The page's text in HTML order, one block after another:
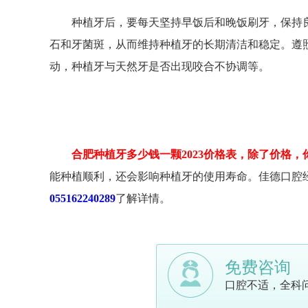
种植牙后，要每天坚持早饭后和晚饭刷牙，保持
石和牙菌斑，从而维持种植牙的长期清洁和稳定。
动，种植牙与天然牙是否出现咬合不协调等。
合肥种植牙多少钱一颗2023价格表，除了价格，
能种植顺利，还会影响种植牙的使用寿命。佳德口
055162240289了解详情。
免费咨询
口腔不适，全科